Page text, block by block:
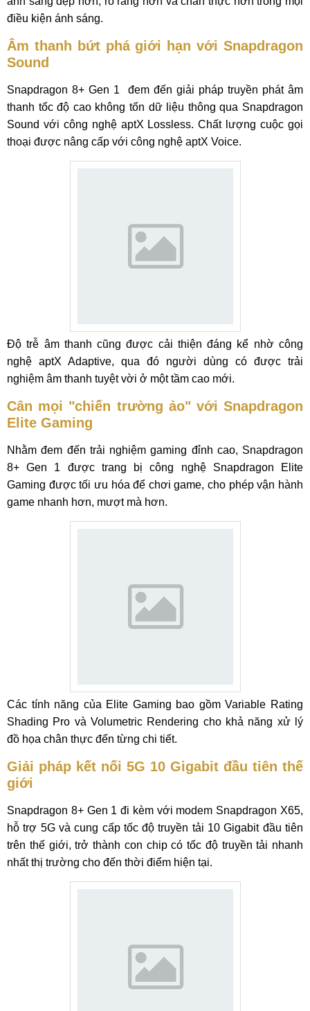
điều kiện ánh sáng.
Âm thanh bứt phá giới hạn với Snapdragon
Sound
Snapdragon 8+ Gen 1 đem đến giải pháp truyền phát âm
thanh tốc độ cao không tốn dữ liệu thông qua Snapdragon
Sound với công nghệ aptX Lossless. Chất lượng cuộc gọi
thoại được nâng cấp với công nghệ aptX Voice.
Độ trễ âm thanh cũng được cải thiện đáng kể nhờ công
nghệ aptX Adaptive, qua đó người dùng có được trải
nghiệm âm thanh tuyệt vời ở một tầm cao mới.
Cân mọi "chiến trường ảo" với Snapdragon
Elite Gaming
Nhằm đem đến trải nghiệm gaming đỉnh cao, Snapdragon
8+ Gen 1 được trang bị công nghệ Snapdragon Elite
Gaming được tối ưu hóa để chơi game, cho phép vận hành
game nhanh hơn, mượt mà hơn.
Các tính năng của Elite Gaming bao gồm Variable Rating
Shading Pro và Volumetric Rendering cho khả năng xử lý
đồ họa chân thực đến từng chi tiết.
Giải pháp kết nối 5G 10 Gigabit đầu tiên thế
giới
Snapdragon 8+ Gen 1 đi kèm với modem Snapdragon X65,
hỗ trợ 5G và cung cấp tốc độ truyền tải 10 Gigabit đầu tiên
trên thế giới, trở thành con chip có tốc độ truyền tải nhanh
nhất thị trường cho đến thời điểm hiện tại.